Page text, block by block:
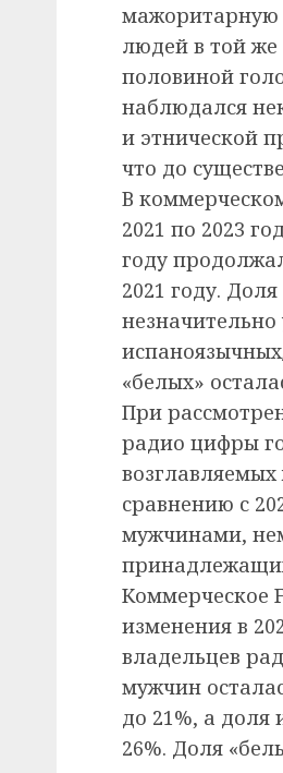
мажоритарную
людей в той же
половиной
наблюдался
и этнической
что до
В
2021 по 2023
году
2021 году.
незначительно
«белых»
При
радио цифры
сравнению с
мужчинами,
Коммерческое
изменения в
владельцев
мужчин
до 21%, а доля
26%. Доля